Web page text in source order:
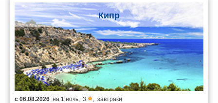
Кипр
с 06.08.2026 на 1 ночь 3
завтраки